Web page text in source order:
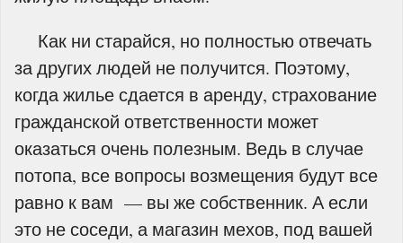
Как ни старайся, но полностью отвечать
за других людей не получится. Поэтому,
когда жилье сдается в аренду, страхование
гражданской ответственности может
оказаться очень полезным. Ведь в случае
потопа, все вопросы возмещения будут все
равно к вам — вы же собственник. А если
это не соседи, а магазин мехов, под вашей